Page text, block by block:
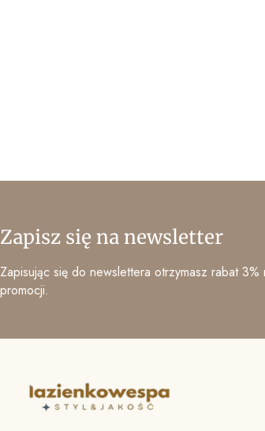
Zapisz się na newsletter
Zapisując się do newslettera otrzymasz rabat
promocji.